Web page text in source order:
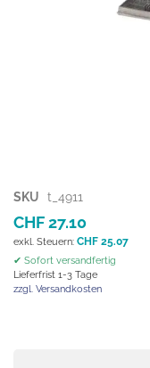
Zum
Anfang
der
Bildgalerie
springen
SKU t_4911
CHF 27.10
CHF 25.07
✔ Sofort versandfertig
Lieferfrist 1-3 Tage
zzgl. Versandkosten